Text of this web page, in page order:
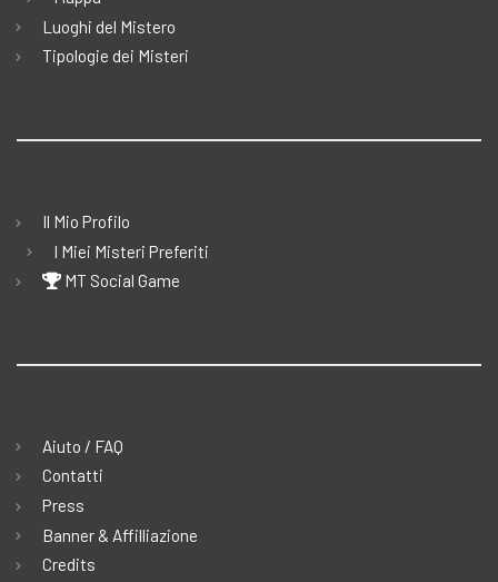
Luoghi del Mistero
Tipologie dei Misteri
Il Mio Profilo
I Miei Misteri Preferiti
MT Social Game
Aiuto / FAQ
Contatti
Press
Banner & Affilliazione
Credits